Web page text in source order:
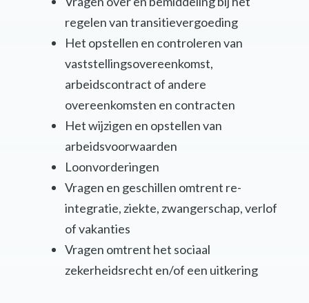
regelen van transitievergoeding
Het opstellen en controleren van
vaststellingsovereenkomst,
arbeidscontract of andere
overeenkomsten en contracten
Het wijzigen en opstellen van
arbeidsvoorwaarden
Loonvorderingen
Vragen en geschillen omtrent re-
integratie, ziekte, zwangerschap, verlof
of vakanties
Vragen omtrent het sociaal
zekerheidsrecht en/of een uitkering